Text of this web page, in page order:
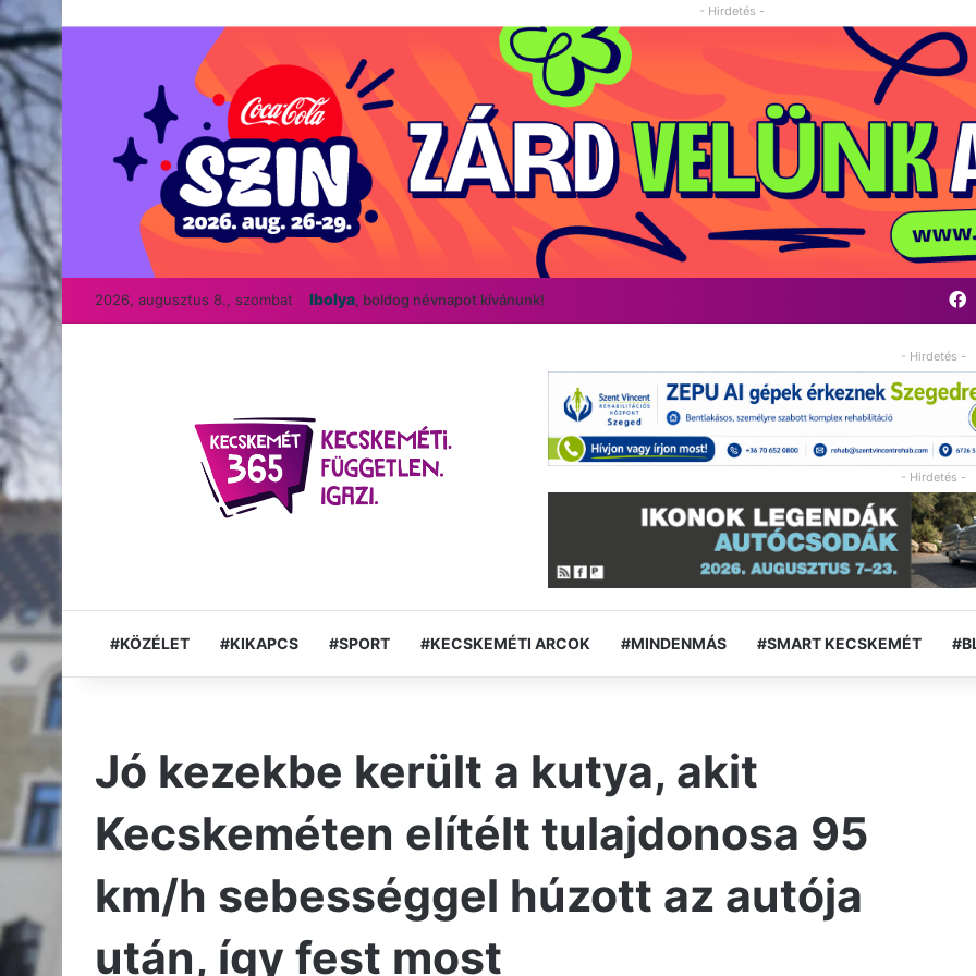
- Hirdetés -
2026, augusztus 8., szombat Ibolya, boldog névnapot kívánunk!
- Hirdetés -
- Hirdetés -
#KÖZÉLET #KIKAPCS #SPORT #KECSKEMÉTI ARCOK #MINDENMÁS #SMART KECSKEMÉT
Jó kezekbe került a kutya, akit
Kecskeméten elítélt tulajdonosa 95
km/h sebességgel húzott az autója
után, így fest most